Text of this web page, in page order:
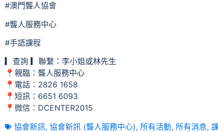
#澳門聾人協會
#聾人服務中心
#手語課程
▎查詢 ▎聯繫：李小姐或林先生
📍親臨：聾人服務中心
📍電話：2826 1658
📍短訊：6651 6093
📍微信：DCENTER2015
協會新訊, 協會新訊 (聾人服務中心), 所有活動, 所有消息,